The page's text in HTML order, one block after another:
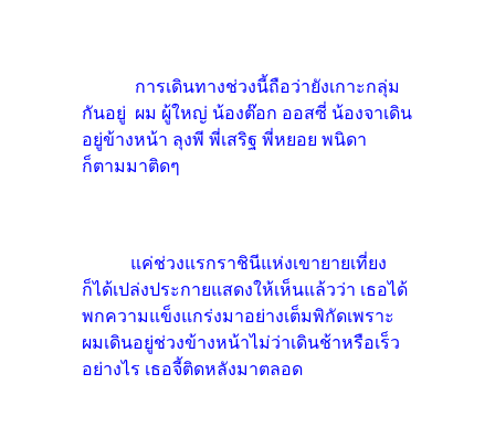
การเดินทางช่วงนี้ถือว่ายังเกาะกลุ่ม
กันอยู่ ผม ผู้ใหญ่ น้องต๊อก ออสซี่ น้องจาเดิน
อยู่ข้างหน้า ลุงพี พี่เสริฐ พี่หยอย พนิดา
ก็ตามมาติดๆ
แค่ช่วงแรกราชินีแห่งเขายายเที่ยง
ก็ได้เปล่งประกายแสดงให้เห็นแล้วว่า เธอได้
พกความแข็งแกร่งมาอย่างเต็มพิกัดเพราะ
ผมเดินอยู่ช่วงข้างหน้าไม่ว่าเดินช้าหรือเร็ว
อย่างไร เธอจี้ติดหลังมาตลอด